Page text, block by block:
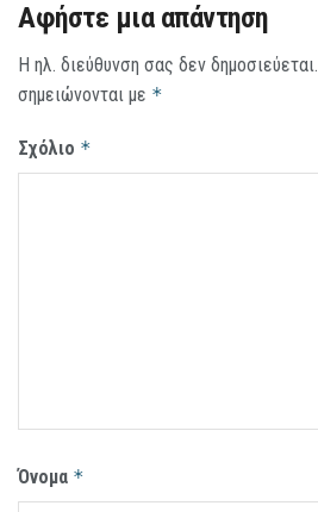
Αφήστε μια απάντηση
Η ηλ. διεύθυνση σας δεν δημοσιεύεται.
σημειώνονται με *
Σχόλιο *
Όνομα *